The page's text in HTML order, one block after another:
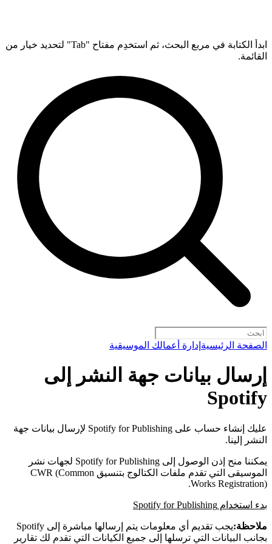
ابدأ الكتابة في مربع البحث، ثم استخدِم مفتاح "Tab" لتحديد خيار من
القائمة.
الصفحة الرئيسية إدارة أعمالك الموسيقية
إرسال بيانات جهة النشر إلى
Spotify
عليك إنشاء حساب على Spotify for Publishing لإرسال بيانات جهة
النشر إلينا.
يمكننا منح إذن الوصول إلى Spotify for Publishing لجهات نشر
الموسيقى التي تقدم ملفات الكتالوج بتنسيق CWR (Common
Works Registration).
بدء استخدام Spotify for Publishing
ملاحظة:
يجب تقديم أي معلومات يتم إرسالها مباشرة إلى Spotify
بجانب البيانات التي ترسلها إلى جميع الكيانات التي تقدم لك تقارير